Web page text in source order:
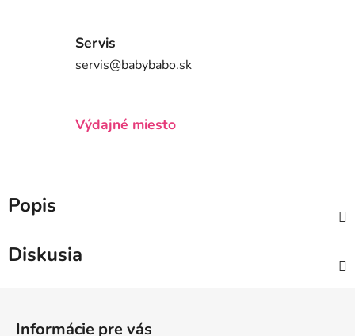
Servis
servis@babybabo.sk
Výdajné miesto
Popis
Diskusia
Informácie pre vás